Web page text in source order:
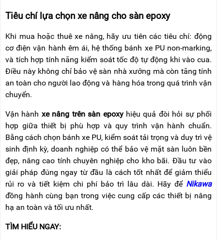
Tiêu chí lựa chọn xe nâng cho sàn epoxy
Khi mua hoặc thuê xe nâng, hãy ưu tiên các tiêu chí: động
cơ điện vận hành êm ái, hệ thống bánh xe PU non-marking,
và tích hợp tính năng kiểm soát tốc độ tự động khi vào cua.
Điều này không chỉ bảo vệ sàn nhà xưởng mà còn tăng tính
an toàn cho người lao động và hàng hóa trong quá trình vận
chuyển.
Vận hành xe nâng trên sàn epoxyhiệu quả đòi hỏi sự phối
hợp giữa thiết bị phù hợp và quy trình vận hành chuẩn.
Bằng cách chọn bánh xe PU, kiểm soát tải trọng và duy trì vệ
sinh định kỳ, doanh nghiệp có thể bảo vệ mặt sàn luôn bền
đẹp, nâng cao tính chuyên nghiệp cho kho bãi. Đầu tư vào
giải pháp đúng ngay từ đầu là cách tốt nhất để giảm thiểu
rủi ro và tiết kiệm chi phí bảo trì lâu dài. Hãy để Nikawa
đồng hành cùng bạn trong việc cung cấp các thiết bị nâng
hạ an toàn và tối ưu nhất.
TÌM HIỂU NGAY: